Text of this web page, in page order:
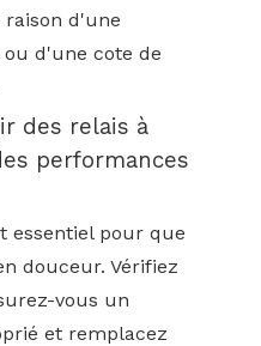
raison d'une
d'une cote de
des relais à
performances
essentiel pour que
douceur. Vérifiez
vous un
et remplacez